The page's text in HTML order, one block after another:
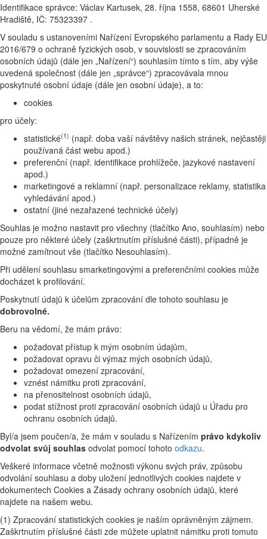
Identifikace správce: Václav Kartusek, 28. října 1558, 68601 Uherské
Hradiště, IČ: 75323397 .
V souladu s ustanoveními Nařízení Evropského parlamentu a Rady EU
2016/679 o ochraně fyzických osob, v souvislosti se zpracováním
osobních údajů (dále jen „Nařízení“) souhlasím tímto s tím, aby výše
uvedená společnost (dále jen „správce“) zpracovávala mnou
poskytnuté osobní údaje (dále jen osobní údaje), a to:
cookies
pro účely:
statistické(1) (např. doba vaší návštěvy našich stránek, nejčastěji
používaná část webu apod.)
preferenční (např. identifikace prohlížeče, jazykové nastavení
apod.)
marketingové a reklamní (např. personalizace reklamy, statistika
vyhledávání apod.)
ostatní (jiné nezařazené technické účely)
Souhlas je možno nastavit pro všechny (tlačítko Ano, souhlasím) nebo
pouze pro některé účely (zaškrtnutím příslušné části), případně je
možné zamítnout vše (tlačítko Nesouhlasím).
Při udělení souhlasu smarketingovými a preferenčními cookies může
docházet k profilování.
Poskytnutí údajů k účelům zpracování dle tohoto souhlasu je
dobrovolné.
Beru na vědomí, že mám právo:
požadovat přístup k mým osobním údajům,
požadovat opravu či výmaz mých osobních údajů,
požadovat omezení zpracování,
vznést námitku proti zpracování,
na přenositelnost osobních údajů,
podat stížnost proti zpracování osobních údajů u Úřadu pro
ochranu osobních údajů.
Byl/a jsem poučen/a, že mám v souladu s Nařízením právo kdykoliv
odvolat svůj souhlas odvolat pomocí tohoto odkazu.
Veškeré informace včetně možnosti výkonu svých práv, způsobu
odvolání souhlasu a doby uložení jednotlivých cookies najdete v
dokumentech Cookies a Zásady ochrany osobních údajů, které
najdete na našem webu.
(1) Zpracování statistických cookies je naším oprávněným zájmem.
Zaškrtnutím příslušné části zde můžete uplatnit námitku proti tomuto